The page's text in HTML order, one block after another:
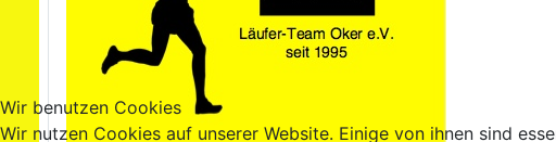
Wir benutzen Cookies
Wir nutzen Cookies auf unserer Website. Einige von ihnen sind